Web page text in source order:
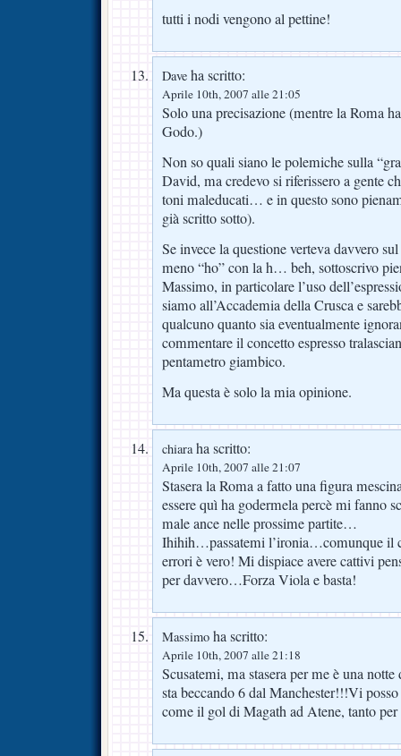
tutti i nodi vengono al pettine!
Dave ha scritto:
Aprile 10th, 2007 alle 21:05
Solo una precisazione (mentre la Roma
Godo.)
Non so quali siano le polemiche sulla
David, ma credevo si riferissero a gente
toni maleducati… e in questo sono
già scritto sotto).
Se invece la questione verteva davvero
meno “ho” con la h… beh, sottoscrivo
Massimo, in particolare l’uso
siamo all’Accademia della Crusca e
qualcuno quanto sia eventualmente
commentare il concetto espresso
pentametro giambico.
Ma questa è solo la mia opinione.
chiaraha scritto:
Aprile 10th, 2007 alle 21:07
Stasera la Roma a fatto una figura
essere quì ha godermela percè mi fanno
male ance nelle prossime partite…
Ihihih…passatemi l’ironia…comunque il
errori è vero! Mi dispiace avere cattivi
per davvero…Forza Viola e basta!
Massimo ha scritto:
Aprile 10th, 2007 alle 21:18
Scusatemi, ma stasera per me è una
sta beccando 6 dal Manchester!!!Vi
come il gol di Magath ad Atene, tanto